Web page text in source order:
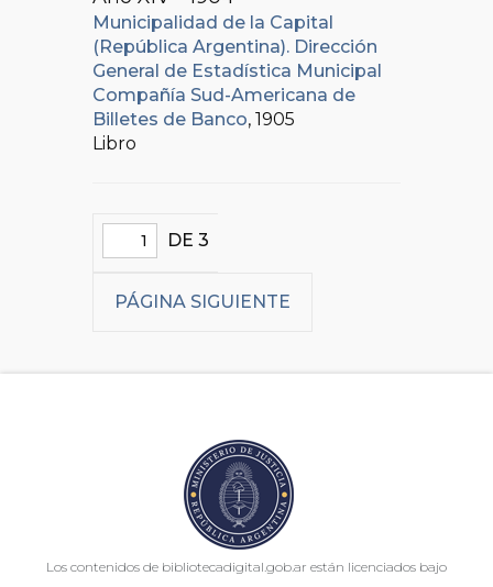
Municipalidad de la Capital
(República Argentina). Dirección
General de Estadística Municipal
Compañía Sud-Americana de
Billetes de Banco, 1905
Libro
DE 3
PÁGINA SIGUIENTE
Los contenidos de bibliotecadigital.gob.ar están licenciados bajo